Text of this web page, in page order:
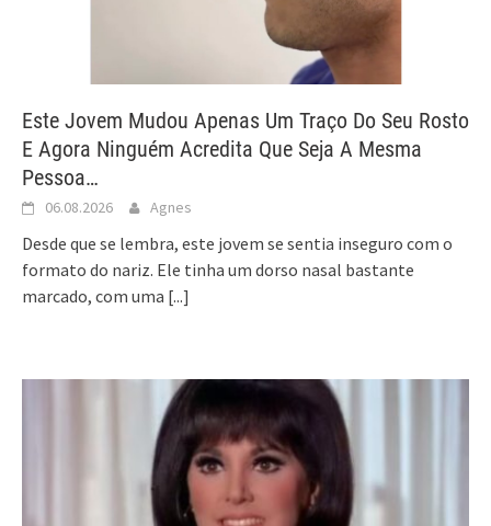
Este Jovem Mudou Apenas Um Traço Do Seu Rosto
E Agora Ninguém Acredita Que Seja A Mesma
Pessoa…
06.08.2026 Agnes
Desde que se lembra, este jovem se sentia inseguro com o
formato do nariz. Ele tinha um dorso nasal bastante
marcado, com uma [...]